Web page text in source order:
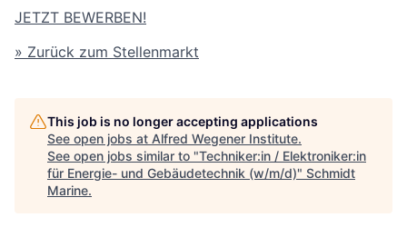
JETZT BEWERBEN!
» Zurück zum Stellenmarkt
This job is no longer accepting applications
See open jobs at Alfred Wegener Institute.
See open jobs similar to "Techniker:in / Elektroniker:in
für Energie- und Gebäudetechnik (w/m/d)" Schmidt
Marine.